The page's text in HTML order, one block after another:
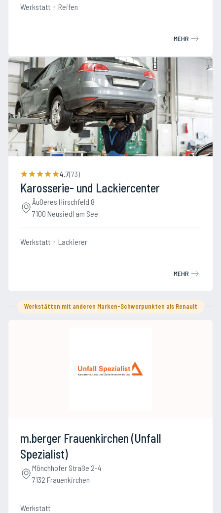
Werkstatt Reifen
MEHR
4.7(73)
Karosserie- und Lackiercenter
Äußeres Hirschfeld 8
7100 Neusiedl am See
Werkstatt Lackierer
MEHR
Werkstätten mit anderen Marken-Schwerpunkten als Renault
m.berger Frauenkirchen (Unfall
Spezialist)
Mönchhofer Straße 2-4
7132 Frauenkirchen
Werkstatt